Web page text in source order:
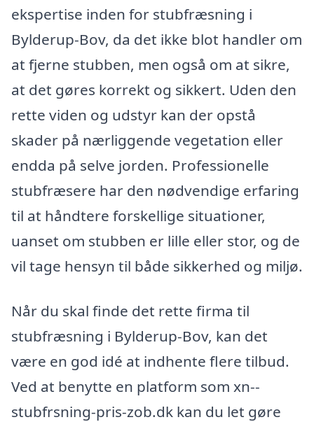
ekspertise inden for stubfræsning i
Bylderup-Bov, da det ikke blot handler om
at fjerne stubben, men også om at sikre,
at det gøres korrekt og sikkert. Uden den
rette viden og udstyr kan der opstå
skader på nærliggende vegetation eller
endda på selve jorden. Professionelle
stubfræsere har den nødvendige erfaring
til at håndtere forskellige situationer,
uanset om stubben er lille eller stor, og de
vil tage hensyn til både sikkerhed og miljø.
Når du skal finde det rette firma til
stubfræsning i Bylderup-Bov, kan det
være en god idé at indhente flere tilbud.
Ved at benytte en platform som xn--
stubfrsning-pris-zob.dk kan du let gøre